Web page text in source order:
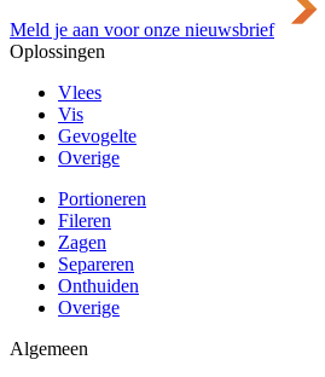
Meld je aan voor onze nieuwsbrief
Oplossingen
Vlees
Vis
Gevogelte
Overige
Portioneren
Fileren
Zagen
Separeren
Onthuiden
Overige
Algemeen